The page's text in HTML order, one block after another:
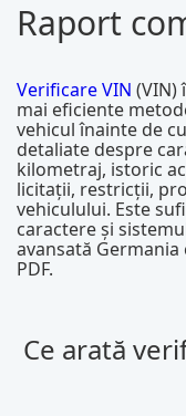
Raport
Verificare VIN (VIN)
mai eficiente
vehicul înainte de
detaliate despre
kilometraj, istoric
licitații, restricții,
vehiculului. Este
caractere și
avansată
PDF.
Ce arată